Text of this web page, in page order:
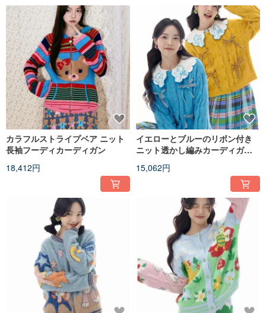
カラフルストライプベア ニット
長袖フーディカーディガン
18,412円
イエローとブルーのリボン付き
ニット透かし編みカーディガ
15,062円